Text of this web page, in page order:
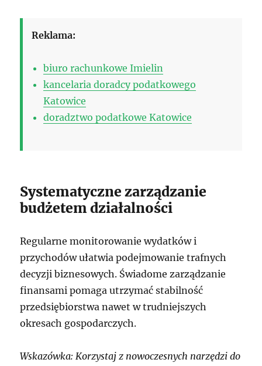
Reklama:
biuro rachunkowe Imielin
kancelaria doradcy podatkowego
Katowice
doradztwo podatkowe Katowice
Systematyczne zarządzanie
budżetem działalności
Regularne monitorowanie wydatków i
przychodów ułatwia podejmowanie trafnych
decyzji biznesowych. Świadome zarządzanie
finansami pomaga utrzymać stabilność
przedsiębiorstwa nawet w trudniejszych
okresach gospodarczych.
Wskazówka: Korzystaj z nowoczesnych narzędzi do